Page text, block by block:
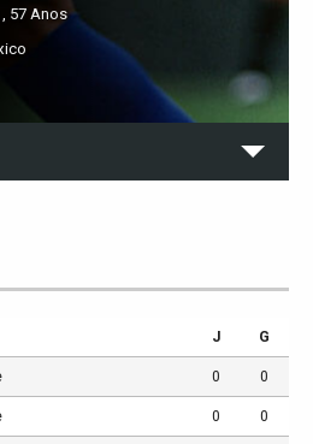
57 Anos
J G
0 0
0 0